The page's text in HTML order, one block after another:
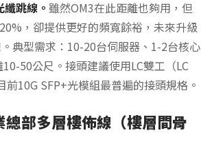
跳線。 雖然OM3在此距離也夠用，但
，卻提供更好的頻寬餘裕，未來升級
典型需求：10-20台伺服器、1-2台核心
50公尺。接頭建議使用LC雙工（LC
10G SFP+光模組最普遍的接頭規格。
總部多層樓佈線（樓層間骨